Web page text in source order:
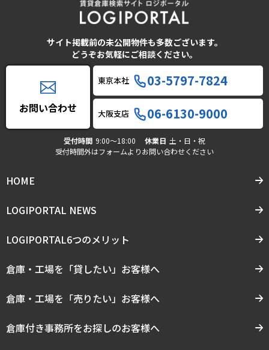
サイト掲載前の未公開物件も多数ございます。
どうぞお気軽にご相談ください。
お問い合わせ
東京本社 03-5797-7824
大阪支店 06-6130-9000
受付時間 9:00〜18:00 休業日 土・日・祝
受付時間外はフォームよりお問い合わせください
HOME
LOGIPORTAL NEWS
LOGIPORTAL6つのメリット
倉庫・工場を「貸したい」お客様へ
倉庫・工場を「売りたい」お客様へ
倉庫付き事務所をお探しのお客様へ